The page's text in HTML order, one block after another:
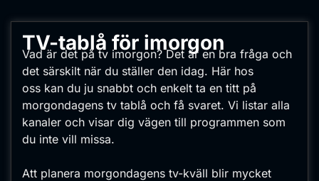
TV-tablå för imorgon
Vad är det på tv imorgon? Det är en bra fråga och
det särskilt när du ställer den idag. Här hos
oss kan du ju snabbt och enkelt ta en titt på
morgondagens tv tablå och få svaret. Vi listar alla
kanaler och visar dig vägen till programmen som
du inte vill missa.
Att planera morgondagens tv-kväll blir mycket